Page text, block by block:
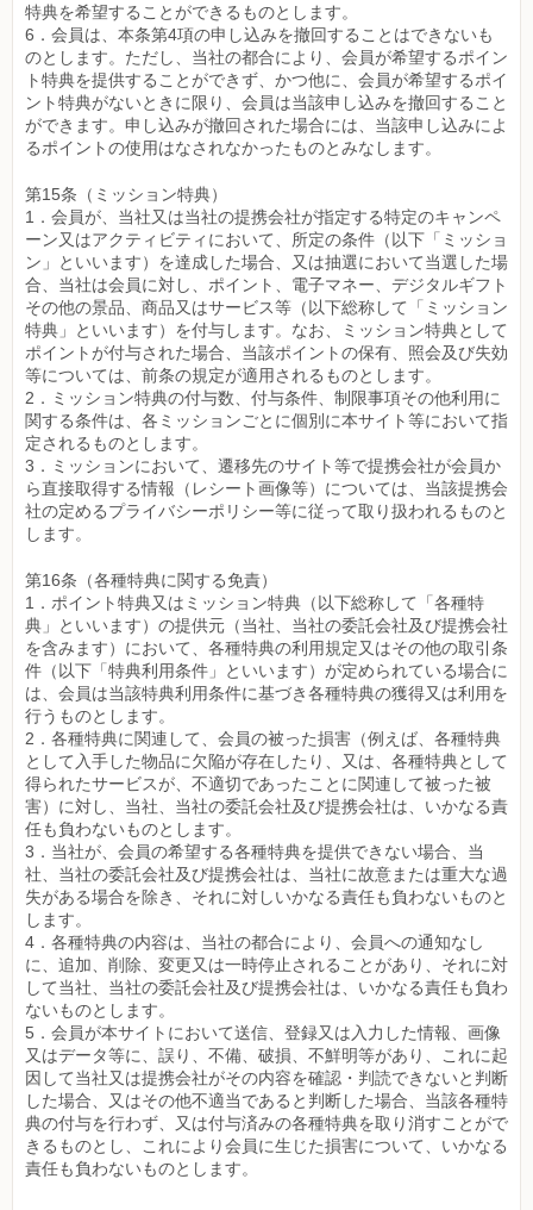
特典を希望することができるものとします。
6．会員は、本条第4項の申し込みを撤回することはできないも
のとします。ただし、当社の都合により、会員が希望するポイン
ト特典を提供することができず、かつ他に、会員が希望するポイ
ント特典がないときに限り、会員は当該申し込みを撤回すること
ができます。申し込みが撤回された場合には、当該申し込みによ
るポイントの使用はなされなかったものとみなします。
第15条（ミッション特典）
1．会員が、当社又は当社の提携会社が指定する特定のキャンペ
ーン又はアクティビティにおいて、所定の条件（以下「ミッショ
ン」といいます）を達成した場合、又は抽選において当選した場
合、当社は会員に対し、ポイント、電子マネー、デジタルギフト
その他の景品、商品又はサービス等（以下総称して「ミッション
特典」といいます）を付与します。なお、ミッション特典として
ポイントが付与された場合、当該ポイントの保有、照会及び失効
等については、前条の規定が適用されるものとします。
2．ミッション特典の付与数、付与条件、制限事項その他利用に
関する条件は、各ミッションごとに個別に本サイト等において指
定されるものとします。
3．ミッションにおいて、遷移先のサイト等で提携会社が会員か
ら直接取得する情報（レシート画像等）については、当該提携会
社の定めるプライバシーポリシー等に従って取り扱われるものと
します。
第16条（各種特典に関する免責）
1．ポイント特典又はミッション特典（以下総称して「各種特
典」といいます）の提供元（当社、当社の委託会社及び提携会社
を含みます）において、各種特典の利用規定又はその他の取引条
件（以下「特典利用条件」といいます）が定められている場合に
は、会員は当該特典利用条件に基づき各種特典の獲得又は利用を
行うものとします。
2．各種特典に関連して、会員の被った損害（例えば、各種特典
として入手した物品に欠陥が存在したり、又は、各種特典として
得られたサービスが、不適切であったことに関連して被った被
害）に対し、当社、当社の委託会社及び提携会社は、いかなる責
任も負わないものとします。
3．当社が、会員の希望する各種特典を提供できない場合、当
社、当社の委託会社及び提携会社は、当社に故意または重大な過
失がある場合を除き、それに対しいかなる責任も負わないものと
します。
4．各種特典の内容は、当社の都合により、会員への通知なし
に、追加、削除、変更又は一時停止されることがあり、それに対
して当社、当社の委託会社及び提携会社は、いかなる責任も負わ
ないものとします。
5．会員が本サイトにおいて送信、登録又は入力した情報、画像
又はデータ等に、誤り、不備、破損、不鮮明等があり、これに起
因して当社又は提携会社がその内容を確認・判読できないと判断
した場合、又はその他不適当であると判断した場合、当該各種特
典の付与を行わず、又は付与済みの各種特典を取り消すことがで
きるものとし、これにより会員に生じた損害について、いかなる
責任も負わないものとします。